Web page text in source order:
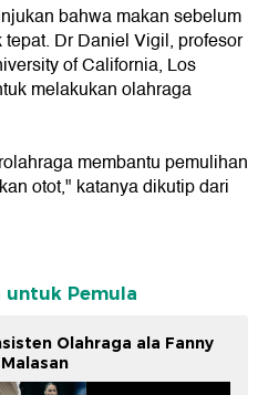
bahwa makan sebelum
Dr Daniel Vigil, profesor
of California, Los
melakukan olahraga
membantu pemulihan
otot," katanya dikutip dari
untuk Pemula
Olahraga ala Fanny